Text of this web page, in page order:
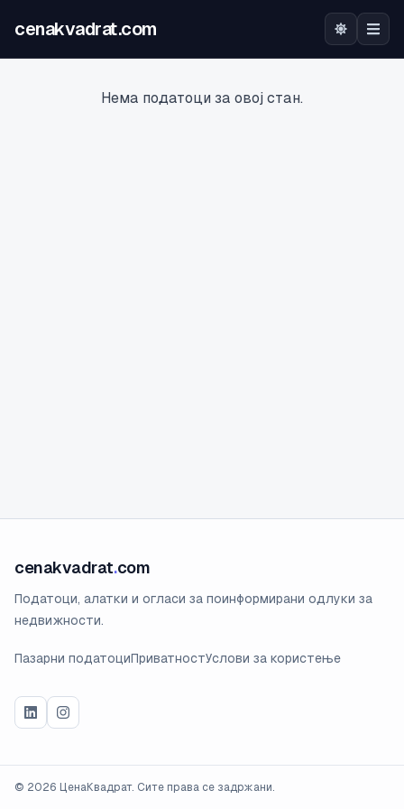
cenakvadrat.com
Нема податоци за овој стан.
cenakvadrat.com
Податоци, алатки и огласи за поинформирани одлуки за
недвижности.
Пазарни податоциПриватностУслови за користење
© 2026 ЦенаКвадрат. Сите права се задржани.